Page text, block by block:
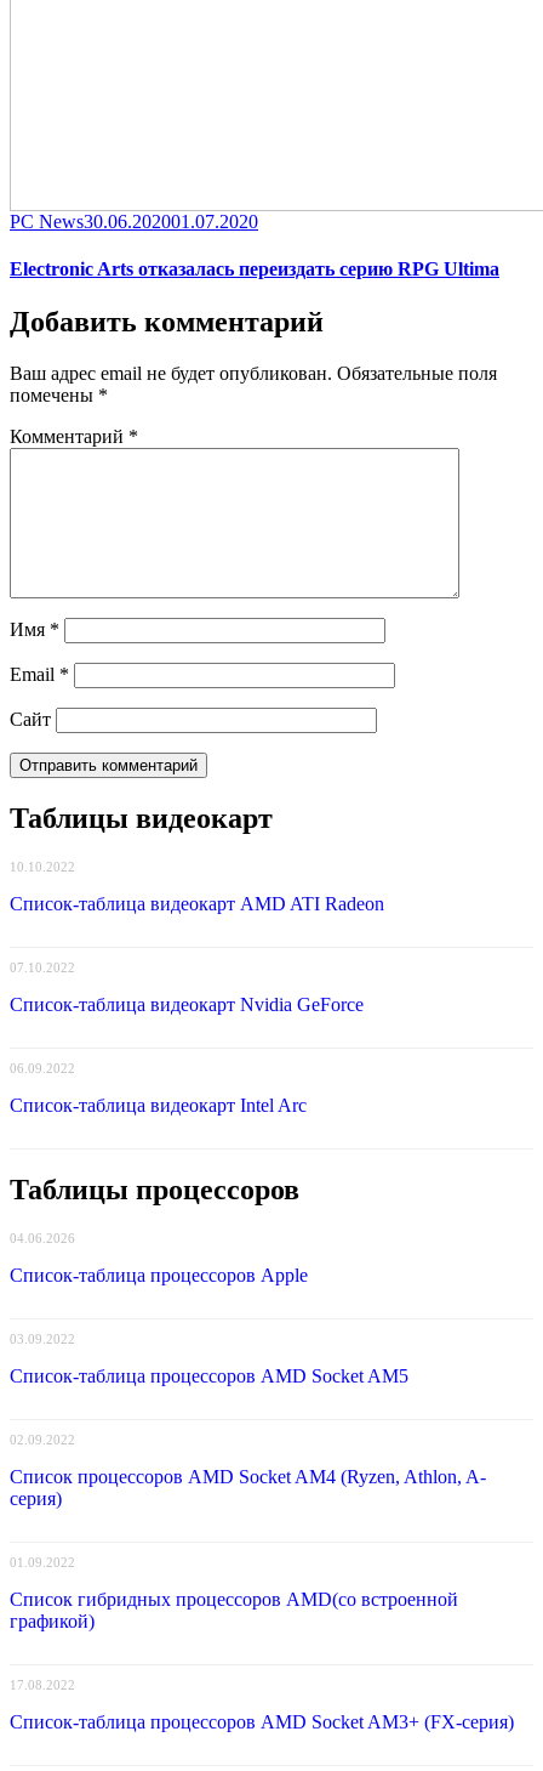
Category
PC NewsPosted
30.06.202001.07.2020
Electronic Arts отказалась переиздать серию RPG Ultima
Добавить комментарий
Ваш адрес email не будет опубликован. Обязательные поля
помечены *
Комментарий *
Имя *
Email *
Сайт
Таблицы видеокарт
10.10.2022
Список-таблица видеокарт AMD ATI Radeon
07.10.2022
Список-таблица видеокарт Nvidia GeForce
06.09.2022
Список-таблица видеокарт Intel Arc
Таблицы процессоров
04.06.2026
Список-таблица процессоров Apple
03.09.2022
Список-таблица процессоров AMD Socket AM5
02.09.2022
Список процессоров AMD Socket AM4 (Ryzen, Athlon, A-
серия)
01.09.2022
Список гибридных процессоров AMD(со встроенной
графикой)
17.08.2022
Список-таблица процессоров AMD Socket AM3+ (FX-серия)